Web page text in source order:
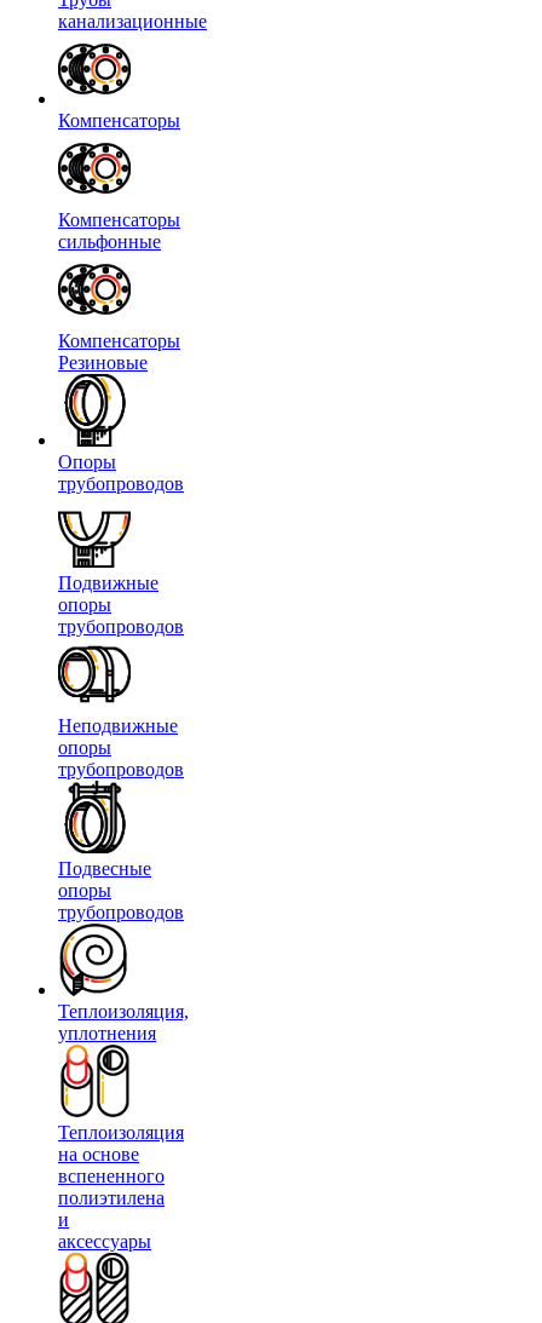
канализационные
Компенсаторы
Компенсаторы
сильфонные
Компенсаторы
Резиновые
Опоры
трубопроводов
Подвижные
опоры
трубопроводов
Неподвижные
опоры
трубопроводов
Подвесные
опоры
трубопроводов
Теплоизоляция,
уплотнения
Теплоизоляция
на основе
вспененного
полиэтилена
и
аксессуары